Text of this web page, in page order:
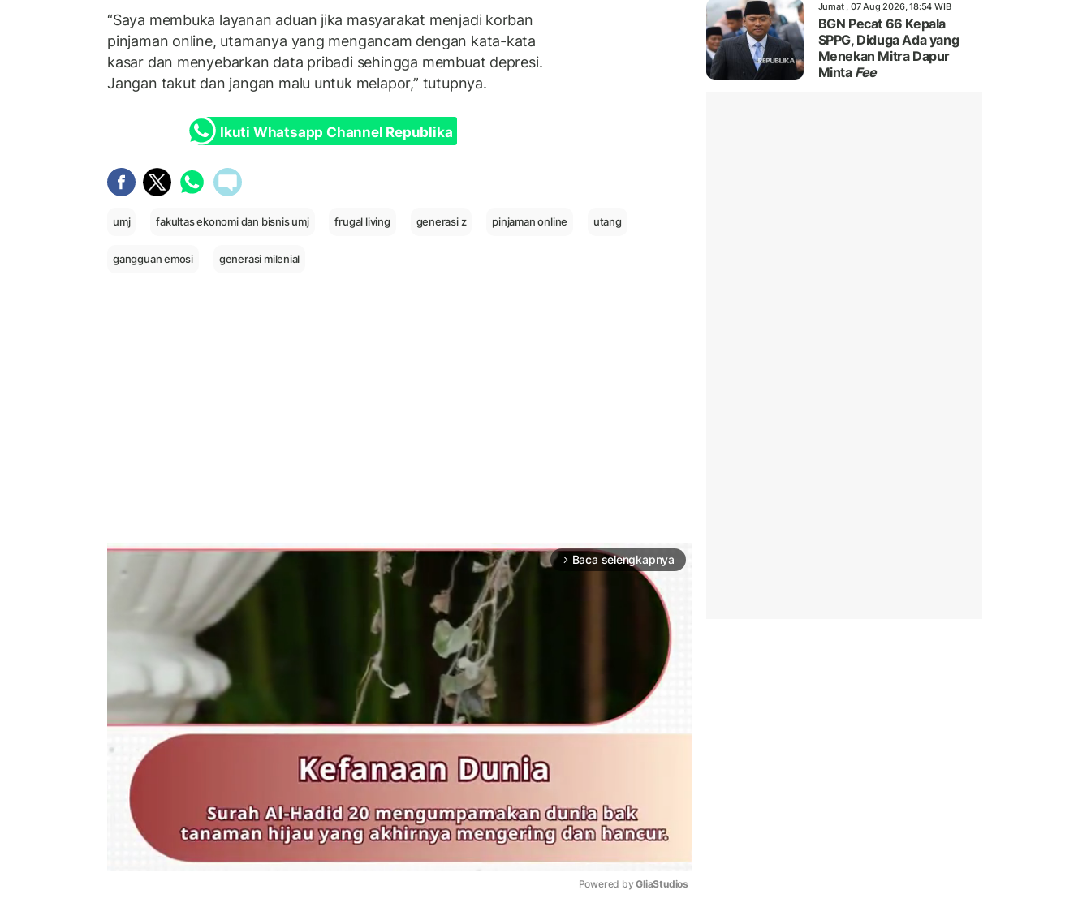
“Saya membuka layanan aduan jika masyarakat menjadi korban
pinjaman online, utamanya yang mengancam dengan kata-kata
kasar dan menyebarkan data pribadi sehingga membuat depresi.
Jangan takut dan jangan malu untuk melapor,” tutupnya.
Ikuti Whatsapp Channel Republika
umj fakultas ekonomi dan bisnis umj frugal living generasi z pinjaman online utang
gangguan emosi generasi milenial
arrow_forward_ios Baca selengkapnya
Powered by GliaStudios
Jumat , 07 Aug 2026, 18:54 WIB
BGN Pecat 66 Kepala
SPPG, Diduga Ada yang
Menekan Mitra Dapur
Minta Fee